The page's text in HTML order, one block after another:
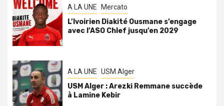
A LA UNE Mercato
L’Ivoirien Diakité Ousmane s’engage
avec l’ASO Chlef jusqu’en 2029
A LA UNE USM Alger
USM Alger : Arezki Remmane succède
à Lamine Kebir